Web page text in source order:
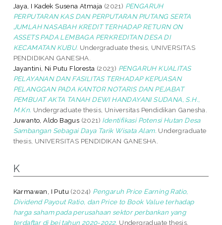
Jaya, I Kadek Susena Atmaja (2021) PENGARUH
PERPUTARAN KAS DAN PERPUTARAN PIUTANG SERTA
JUMLAH NASABAH KREDIT TERHADAP RETURN ON
ASSETS PADA LEMBAGA PERKREDITAN DESA DI
KECAMATAN KUBU. Undergraduate thesis, UNIVERSITAS
PENDIDIKAN GANESHA.
Jayantini, Ni Putu Floresta (2023) PENGARUH KUALITAS
PELAYANAN DAN FASILITAS TERHADAP KEPUASAN
PELANGGAN PADA KANTOR NOTARIS DAN PEJABAT
PEMBUAT AKTA TANAH DEWI HANDAYANI SUDANA, S.H.,
M.Kn. Undergraduate thesis, Universitas Pendidikan Ganesha.
Juwanto, Aldo Bagus (2021) Identifikasi Potensi Hutan Desa
Sambangan Sebagai Daya Tarik Wisata Alam. Undergraduate
thesis, UNIVERSITAS PENDIDIKAN GANESHA.
K
Karmawan, I Putu (2024) Pengaruh Price Earning Ratio,
Dividend Payout Ratio, dan Price to Book Value terhadap
harga saham pada perusahaan sektor perbankan yang
terdaftar di bei tahun 2020-2022. Undergraduate thesis,